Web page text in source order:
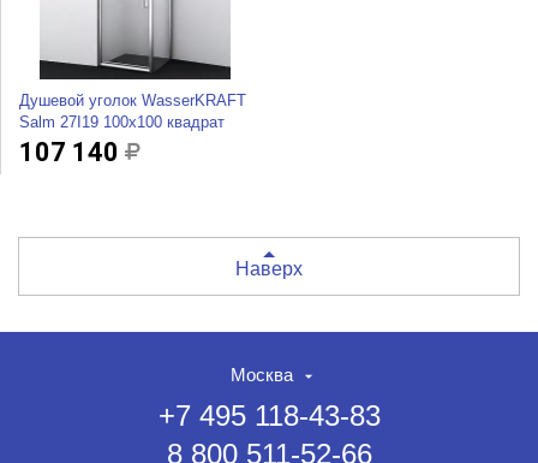
Душевой уголок WasserKRAFT
Salm 27I19 100x100 квадрат
107 140
Наверх
Москва
+7 495 118-43-83
8 800 511-52-66